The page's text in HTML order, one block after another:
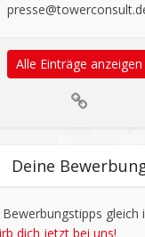
Alle Einträge anzeigen
Deine
gleich
dich jetzt bei uns!